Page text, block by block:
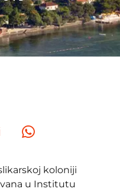
koloniji
u Institutu